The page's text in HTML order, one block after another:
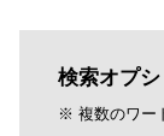
検索オプ
※ 複数のワー